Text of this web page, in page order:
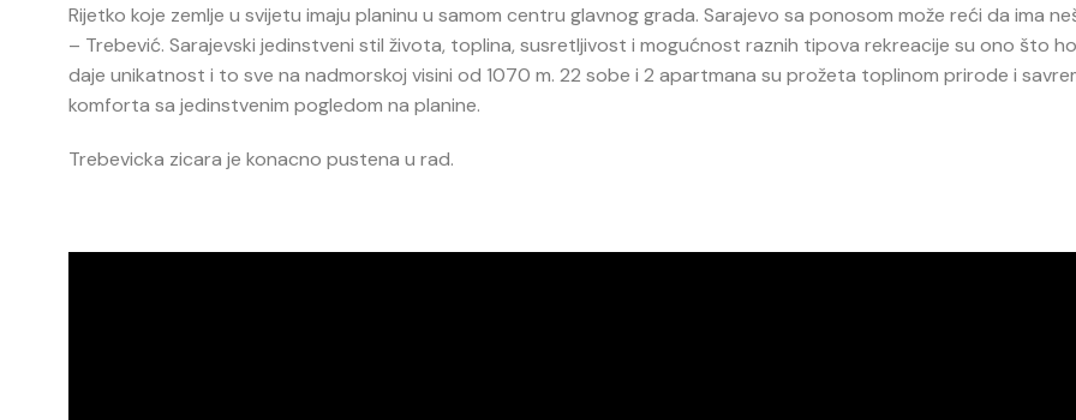
Rijetko koje zemlje u svijetu imaju planinu u samom centru glavnog grada. Sarajevo sa ponosom može reći da ima
– Trebević. Sarajevski jedinstveni stil života, toplina, susretljivost i mogućnost raznih tipova rekreacije su ono što
daje unikatnost i to sve na nadmorskoj visini od 1070 m. 22 sobe i 2 apartmana su prožeta toplinom prirode i
komforta sa jedinstvenim pogledom na planine.
Trebevicka zicara je konacno pustena u rad.